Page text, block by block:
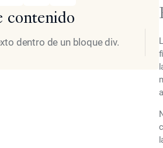
contenido
dentro de un bloque div.